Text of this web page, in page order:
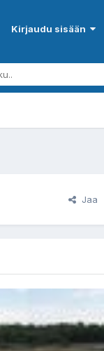
Kirjaudu sisään
Jaa